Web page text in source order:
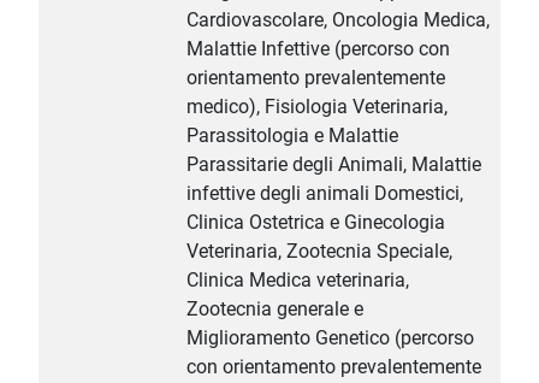
Cardiovascolare, Oncologia Medica,
Malattie Infettive (percorso con
orientamento prevalentemente
medico), Fisiologia Veterinaria,
Parassitologia e Malattie
Parassitarie degli Animali, Malattie
infettive degli animali Domestici,
Clinica Ostetrica e Ginecologia
Veterinaria, Zootecnia Speciale,
Clinica Medica veterinaria,
Zootecnia generale e
Miglioramento Genetico (percorso
con orientamento prevalentemente